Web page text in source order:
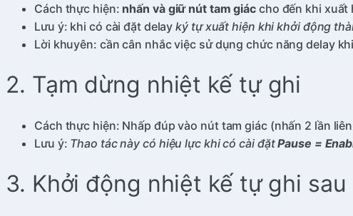
Cách thực hiện: nhấn và giữ nút tam giác cho đến khi xuất
Lưu ý: khi có cài đặt delay ký tự xuất hiện khi khởi động
Lời khuyên: cần cân nhắc việc sử dụng chức năng delay
2. Tạm dừng nhiệt kế tự ghi
Cách thực hiện: Nhấp đúp vào nút tam giác (nhấn 2 lần
Lưu ý: Thao tác này có hiệu lực khi có cài đặtPause =
3. Khởi động nhiệt kế tự ghi